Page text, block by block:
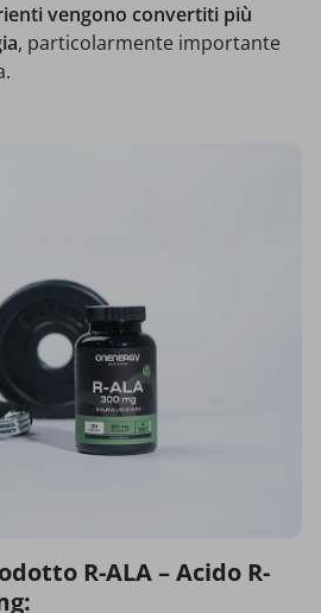
vengono convertiti più
, particolarmente importante
R-ALA – Acido R-